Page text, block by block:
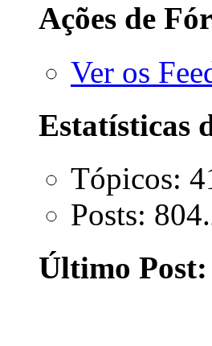
Ações de
Ver os
Estatísticas
Tópicos:
Posts:
Último Post: